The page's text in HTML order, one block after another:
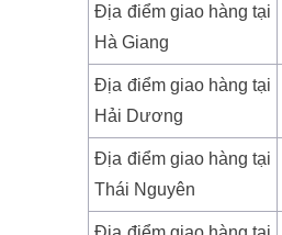
Địa điểm giao hàng tại
Hà Giang
Địa điểm giao hàng tại
Hải Dương
Địa điểm giao hàng tại
Thái Nguyên